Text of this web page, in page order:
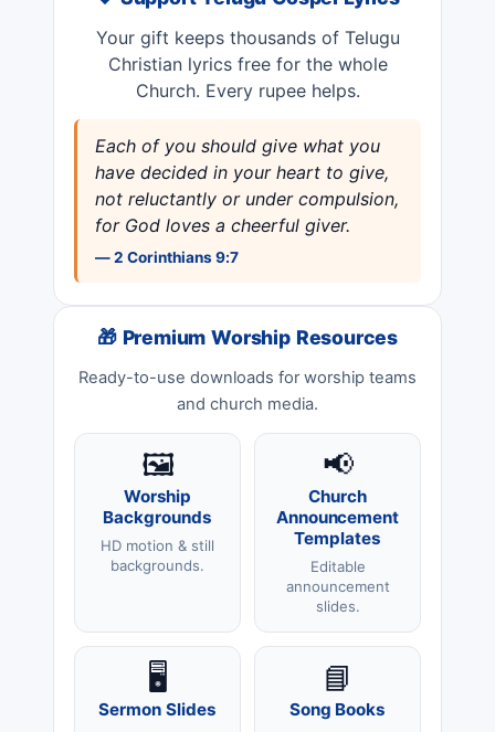
Your gift keeps thousands of Telugu
Christian lyrics free for the whole
Church. Every rupee helps.
Each of you should give what you
have decided in your heart to give,
not reluctantly or under compulsion,
for God loves a cheerful giver.
— 2 Corinthians 9:7
🎁 Premium Worship Resources
Ready-to-use downloads for worship teams
and church media.
🖼️
Worship
Backgrounds
HD motion & still
backgrounds.
📢
Church
Announcement
Templates
Editable
announcement
slides.
🖥️
Sermon Slides
📘
Song Books